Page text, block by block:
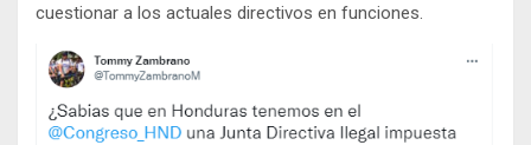
cuestionar a los actuales directivos en funciones.